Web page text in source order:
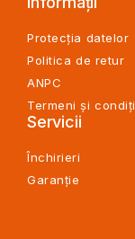
Protecția datelor
Politica de retur
ANPC
Termeni și condiți
Servicii
Închirieri
Garanție